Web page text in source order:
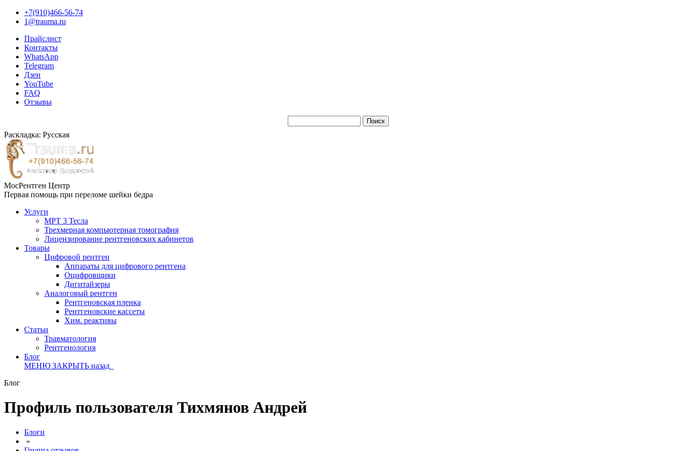
+7(910)466-56-74
1@trauma.ru
Прайслист
Контакты
WhatsApp
Telegram
Дзен
YouTube
FAQ
Отзывы
Раскладка: Русская
МосРентген Центр
Первая помощь при переломе шейки бедра
Услуги
МРТ 3 Тесла
Трехмерная компьютерная томография
Лицензирование рентгеновских кабинетов
Товары
Цифровой рентген
Аппараты для цифрового рентгена
Оцифровщики
Дигитайзеры
Аналоговый рентген
Рентгеновская пленка
Рентгеновские кассеты
Хим. реактивы
Статьи
Травматология
Рентгенология
Блог
МЕНЮ ЗАКРЫТЬ назад
Блог
Профиль пользователя Тихмянов Андрей
Блоги
»